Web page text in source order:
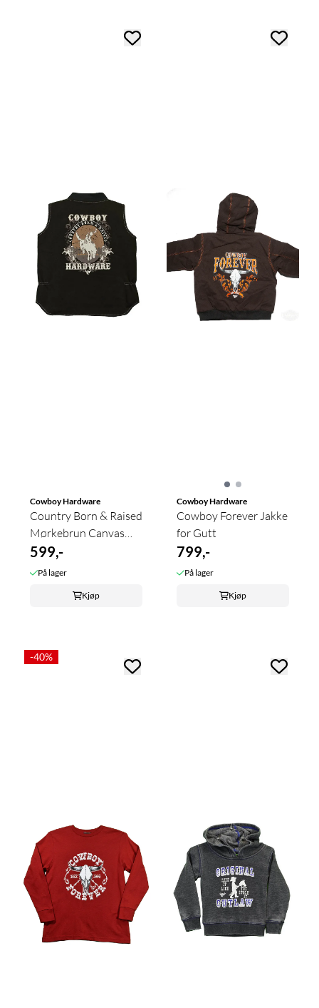
Cowboy Hardware
Country Born & Raised
Mørkebrun Canvas
Vest Til ...
599,-
På lager
Kjøp
Cowboy Hardware
Cowboy Forever Jakke
for Gutt
799,-
På lager
Kjøp
-40%